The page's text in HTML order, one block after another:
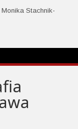
Monika Stachnik-